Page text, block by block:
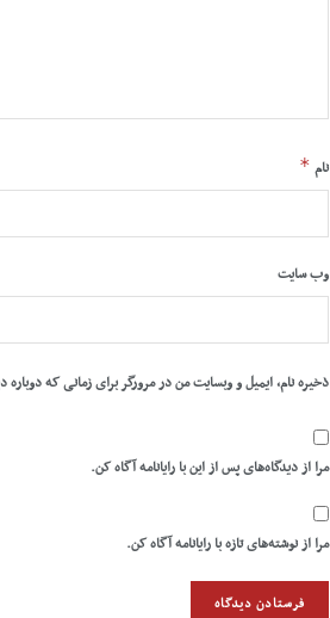
نام *
وب‌ سایت
ذخیره نام، ایمیل و وبسایت من در مرورگر برای زمانی که
مرا از دیدگاه‌های پس از این با رایانامه آگاه کن.
مرا از نوشته‌های تازه با رایانامه آگاه کن.